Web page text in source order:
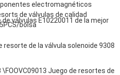
electromagnéticos
de válvulas de calidad
bolsa
válvulas E10220011 de la mejor
resorte de la válvula solenoide 9308
\FOOVC09013 Juego de resortes de